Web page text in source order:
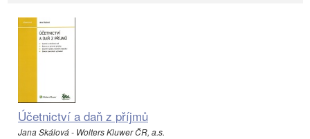
Účetnictví a daň z příjmů
Jana Skálová - Wolters Kluwer ČR, a.s.